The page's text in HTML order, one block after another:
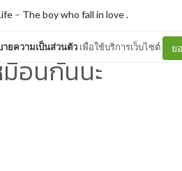
ยความเป็นส่วนตัว เพื่อใช้บริการเว็บไซต์ ย
– The boy who fall in love .
อนกันนะ